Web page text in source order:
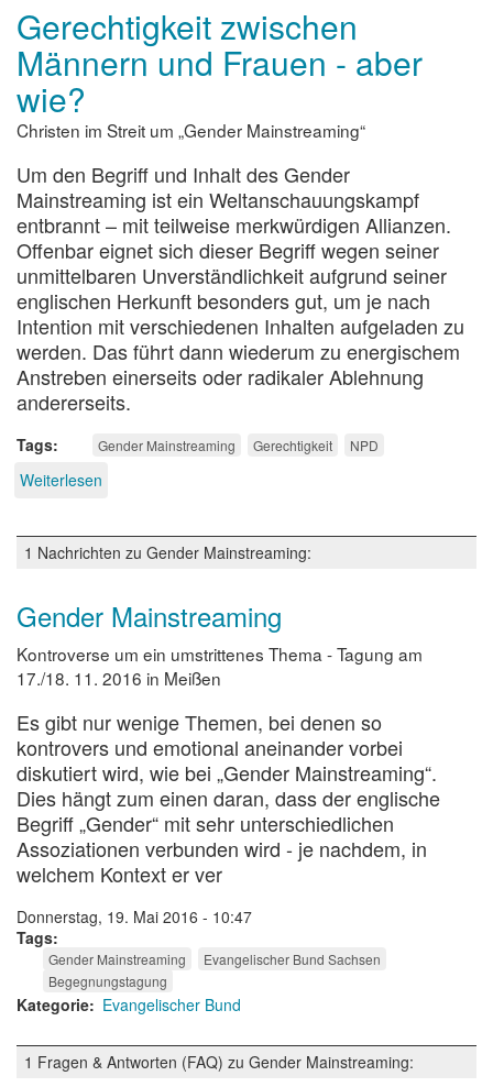
Kultur?
Gerechtigkeit zwischen
Männern und Frauen - aber
wie?
Christen im Streit um „Gender Mainstreaming“
Um den Begriff und Inhalt des Gender
Mainstreaming ist ein Weltanschauungskampf
entbrannt – mit teilweise merkwürdigen Allianzen.
Offenbar eignet sich dieser Begriff wegen seiner
unmittelbaren Unverständlichkeit aufgrund seiner
englischen Herkunft besonders gut, um je nach
Intention mit verschiedenen Inhalten aufgeladen zu
werden. Das führt dann wiederum zu energischem
Anstreben einerseits oder radikaler Ablehnung
andererseits.
Tags Gender Mainstreaming Gerechtigkeit NPD
Weiterlesen
Männern
und
aber
wie?
1 Nachrichten zu Gender Mainstreaming:
Gender Mainstreaming
Kontroverse um ein umstrittenes Thema - Tagung am
17./18. 11. 2016 in Meißen
Es gibt nur wenige Themen, bei denen so
kontrovers und emotional aneinander vorbei
diskutiert wird, wie bei „Gender Mainstreaming“.
Dies hängt zum einen daran, dass der englische
Begriff „Gender“ mit sehr unterschiedlichen
Assoziationen verbunden wird - je nachdem, in
welchem Kontext er ver
Donnerstag, 19. Mai 2016 - 10:47
Tags
Gender Mainstreaming
Evangelischer Bund Sachsen
Begegnungstagung
Kategorie Evangelischer Bund
1 Fragen & Antworten (FAQ) zu Gender Mainstreaming: